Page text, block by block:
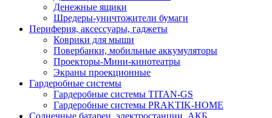
Денежные ящики
Шредеры-уничтожители бумаги
Периферия, аксессуары, гаджеты
Коврики для мыши
Повербанки, мобильные аккумуляторы
Проекторы-Мини-кинотеатры
Экраны проекционные
Гардеробные системы
Гардеробные системы TITAN-GS
Гардеробные системы PRAKTIK-HOME
Солнечные батареи, электростанции, АКБ